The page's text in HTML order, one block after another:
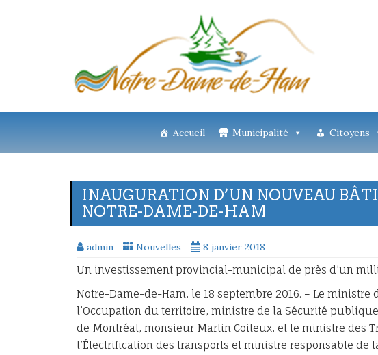
Accueil Municipalité Citoyens
INAUGURATION D’UN NOUVEAU
NOTRE-DAME-DE-HAM
admin Nouvelles 8 janvier 2018
Un investissement provincial-municipal de près d’un
Notre-Dame-de-Ham, le 18 septembre 2016. – Le
l’Occupation du territoire, ministre de la Sécurité
de Montréal, monsieur Martin Coiteux, et le ministre des
l’Électrification des transports et ministre responsable de